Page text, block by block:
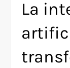
La